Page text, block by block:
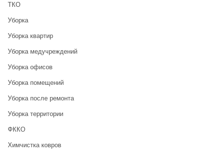
ТКО
Уборка
Уборка квартир
Уборка медучреждений
Уборка офисов
Уборка помещений
Уборка после ремонта
Уборка территории
ФККО
Химчистка ковров